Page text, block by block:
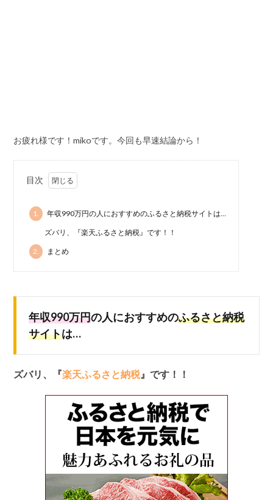
お疲れ様です！mikoです。今回も早速結論から！
目次
1. 年収990万円の人におすすめのふるさと納税サイトは…
ズバリ、『楽天ふるさと納税』です！！
2. まとめ
年収990万円の人におすすめのふるさと納税
サイトは…
ズバリ、『楽天ふるさと納税 』です！！